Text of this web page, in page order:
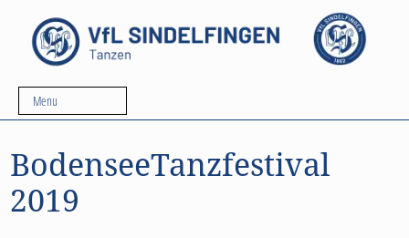
Menu
BodenseeTanzfestival
2019